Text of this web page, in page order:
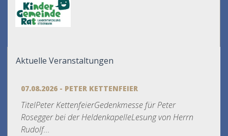
Aktuelle Veranstaltungen
07.08.2026 - PETER KETTENFEIER
TitelPeter KettenfeierGedenkmesse für Peter
Rosegger bei der HeldenkapelleLesung von Herrn
Rudolf...